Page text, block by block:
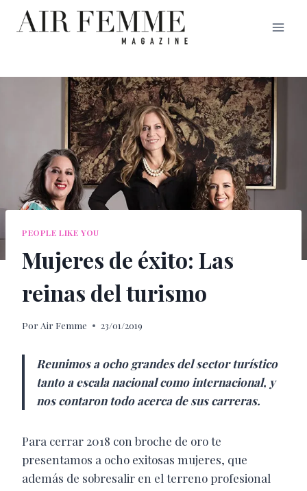
Saltar
PEOPLE LIKE YOU
Mujeres de éxito: Las
reinas del turismo
Por Air Femme 23/01/2019
Reunimos a ocho grandes del sector turístico
tanto a escala nacional como internacional, y
nos contaron todo acerca de sus carreras.
Para cerrar 2018 con broche de oro te
presentamos a ocho exitosas mujeres, que
además de sobresalir en el terreno profesional